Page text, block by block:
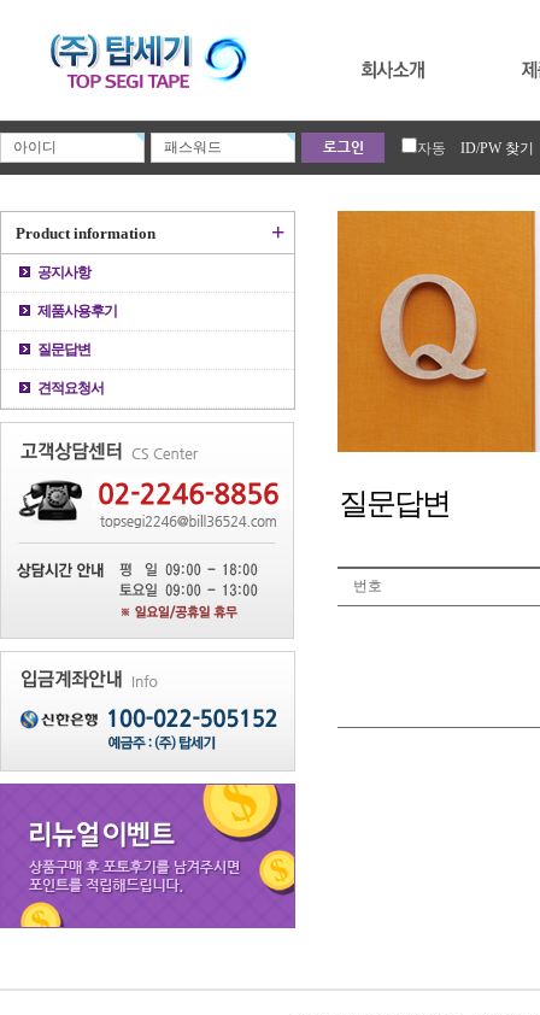
자동 ID/PW 찾기
Product information +
공지사항
제품사용후기
질문답변
견적요청서
질문답변
번호